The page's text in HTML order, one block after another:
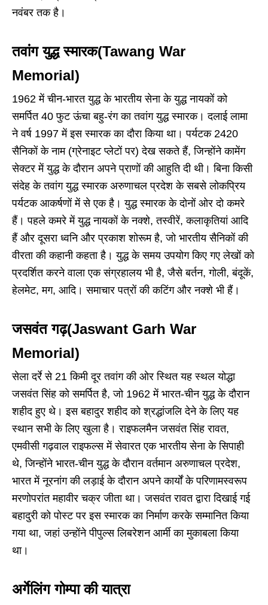
नवंबर तक है।
तवांग युद्ध स्मारक(Tawang War
Memorial)
1962 में चीन-भारत युद्ध के भारतीय सेना के युद्ध नायकों को
समर्पित 40 फुट ऊंचा बहु-रंग का तवांग युद्ध स्मारक। दलाई लामा
ने वर्ष 1997 में इस स्मारक का दौरा किया था। पर्यटक 2420
सैनिकों के नाम (ग्रेनाइट प्लेटों पर) देख सकते हैं, जिन्होंने कामेंग
सेक्टर में युद्ध के दौरान अपने प्राणों की आहुति दी थी। बिना किसी
संदेह के तवांग युद्ध स्मारक अरुणाचल प्रदेश के सबसे लोकप्रिय
पर्यटक आकर्षणों में से एक है। युद्ध स्मारक के दोनों ओर दो कमरे
हैं। पहले कमरे में युद्ध नायकों के नक्शे, तस्वीरें, कलाकृतियां आदि
हैं और दूसरा ध्वनि और प्रकाश शोरूम है, जो भारतीय सैनिकों की
वीरता की कहानी कहता है। युद्ध के समय उपयोग किए गए लेखों को
प्रदर्शित करने वाला एक संग्रहालय भी है, जैसे बर्तन, गोली, बंदूकें,
हेलमेट, मग, आदि। समाचार पत्रों की कटिंग और नक्शे भी हैं।
जसवंत गढ़(Jaswant Garh War
Memorial)
सेला दर्रे से 21 किमी दूर तवांग की ओर स्थित यह स्थल योद्धा
जसवंत सिंह को समर्पित है, जो 1962 में भारत-चीन युद्ध के दौरान
शहीद हुए थे। इस बहादुर शहीद को श्रद्धांजलि देने के लिए यह
स्थान सभी के लिए खुला है। राइफलमैन जसवंत सिंह रावत,
एमवीसी गढ़वाल राइफल्स में सेवारत एक भारतीय सेना के सिपाही
थे, जिन्होंने भारत-चीन युद्ध के दौरान वर्तमान अरुणाचल प्रदेश,
भारत में नूरनांग की लड़ाई के दौरान अपने कार्यों के परिणामस्वरूप
मरणोपरांत महावीर चक्र जीता था। जसवंत रावत द्वारा दिखाई गई
बहादुरी को पोस्ट पर इस स्मारक का निर्माण करके सम्मानित किया
गया था, जहां उन्होंने पीपुल्स लिबरेशन आर्मी का मुकाबला किया
था।
अर्गेलिंग गोम्पा की यात्रा